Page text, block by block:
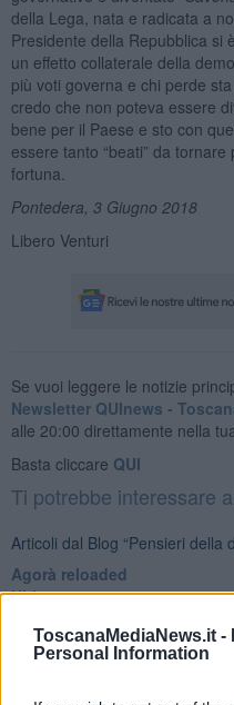
ToscanaMediaNews.it -
Personal Information
della Lega, nata e radicata a
Presidente della Repubblica si
un effetto collaterale della
più voti governa e chi perde
credo che non poteva essere
bene per il Paese e sto con
essere tanto “beati” da
fortuna.
Pontedera, 3 Giugno 2018
Libero Venturi
Se vuoi leggere le notizie
Newsletter QUInews -
alle 20:00 direttamente nella
Basta cliccare QUI
Ti potrebbe interessare
Articoli dal Blog “Pensieri della
​Agorà reloaded
Ultimo
Carrà
Può darsi